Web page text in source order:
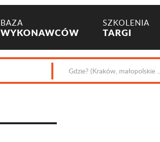
BAZA
WYKONAWCÓW
SZKOLENIA
TARGI